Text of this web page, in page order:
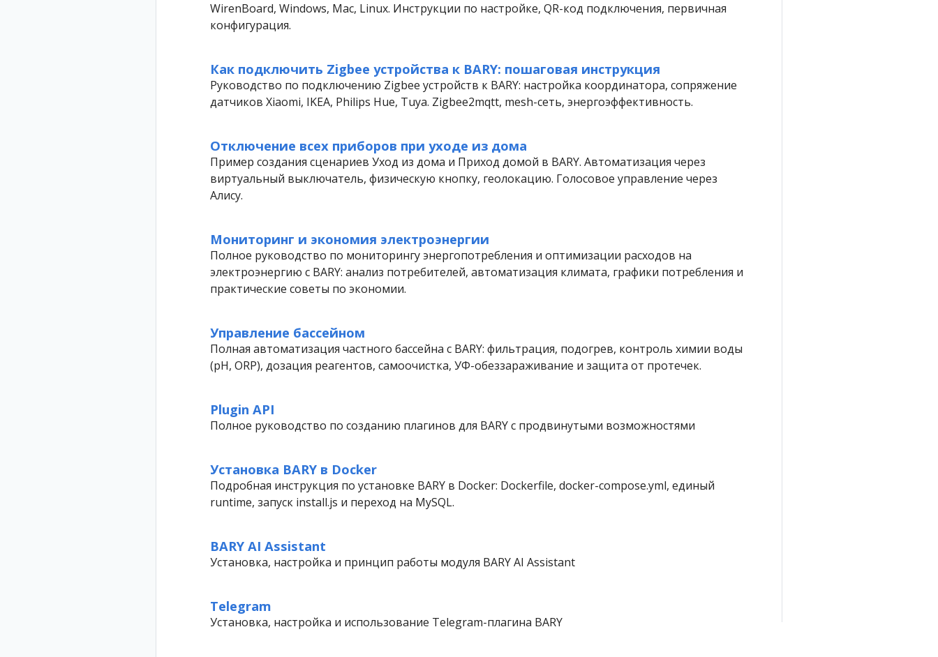
WirenBoard, Windows, Mac, Linux. Инструкции по настройке, QR-код подключения, первичная
конфигурация.
Как подключить Zigbee устройства к BARY: пошаговая инструкция
Руководство по подключению Zigbee устройств к BARY: настройка координатора, сопряжение
датчиков Xiaomi, IKEA, Philips Hue, Tuya. Zigbee2mqtt, mesh-сеть, энергоэффективность.
Отключение всех приборов при уходе из дома
Пример создания сценариев Уход из дома и Приход домой в BARY. Автоматизация через
виртуальный выключатель, физическую кнопку, геолокацию. Голосовое управление через
Алису.
Мониторинг и экономия электроэнергии
Полное руководство по мониторингу энергопотребления и оптимизации расходов на
электроэнергию с BARY: анализ потребителей, автоматизация климата, графики потребления и
практические советы по экономии.
Управление бассейном
Полная автоматизация частного бассейна с BARY: фильтрация, подогрев, контроль химии воды
(pH, ORP), дозация реагентов, самоочистка, УФ-обеззараживание и защита от протечек.
Plugin API
Полное руководство по созданию плагинов для BARY с продвинутыми возможностями
Установка BARY в Docker
Подробная инструкция по установке BARY в Docker: Dockerfile, docker-compose.yml, единый
runtime, запуск install.js и переход на MySQL.
BARY AI Assistant
Установка, настройка и принцип работы модуля BARY AI Assistant
Telegram
Установка, настройка и использование Telegram-плагина BARY